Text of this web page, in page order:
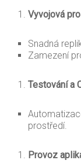
Vyvojová
Snadná
Zamezení
Testování a
prostředí.
Provoz